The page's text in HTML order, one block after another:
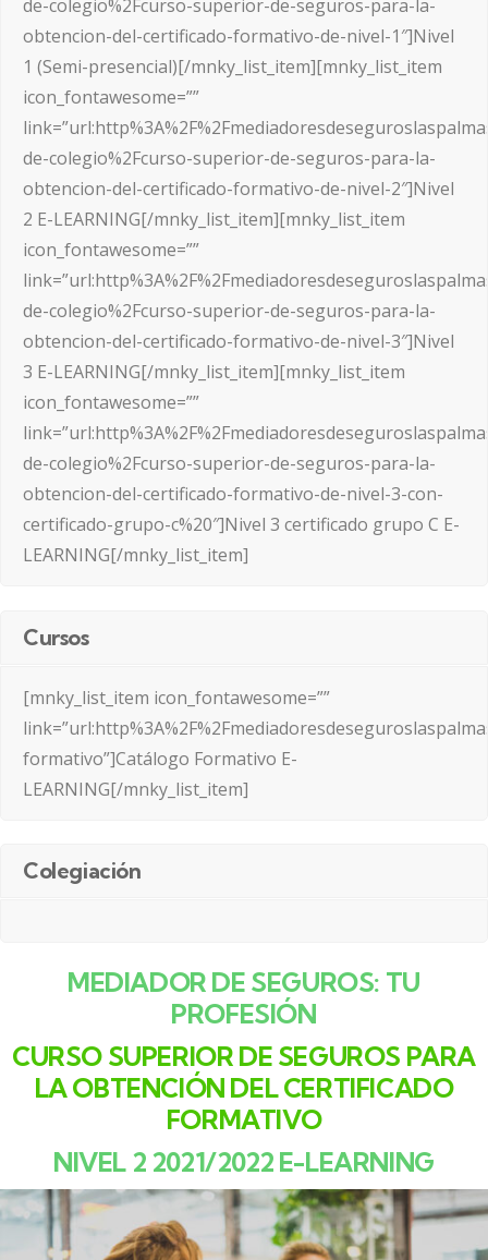
de-colegio%2Fcurso-superior-de-seguros-para-la-
obtencion-del-certificado-formativo-de-nivel-1″]Nivel
1 (Semi-presencial)[/mnky_list_item][mnky_list_item
icon_fontawesome=””
de-colegio%2Fcurso-superior-de-seguros-para-la-
obtencion-del-certificado-formativo-de-nivel-2″]Nivel
2 E-LEARNING[/mnky_list_item][mnky_list_item
icon_fontawesome=””
de-colegio%2Fcurso-superior-de-seguros-para-la-
obtencion-del-certificado-formativo-de-nivel-3″]Nivel
3 E-LEARNING[/mnky_list_item][mnky_list_item
icon_fontawesome=””
de-colegio%2Fcurso-superior-de-seguros-para-la-
obtencion-del-certificado-formativo-de-nivel-3-con-
certificado-grupo-c%20″]Nivel 3 certificado grupo C E-
LEARNING[/mnky_list_item]
Cursos
[mnky_list_item icon_fontawesome=””
formativo”]Catálogo Formativo E-
LEARNING[/mnky_list_item]
Colegiación
MEDIADOR DE SEGUROS: TU
PROFESIÓN
CURSO SUPERIOR DE SEGUROS PARA
LA OBTENCIÓN DEL CERTIFICADO
FORMATIVO
NIVEL 2 2021/2022 E-LEARNING